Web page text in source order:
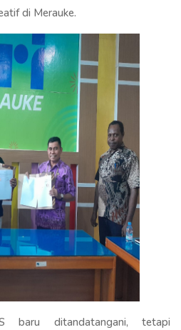
di Merauke.
baru ditandatangani, tetapi